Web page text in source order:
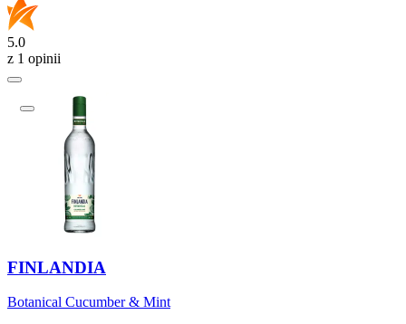
5.0
z 1 opinii
FINLANDIA
Botanical Cucumber & Mint